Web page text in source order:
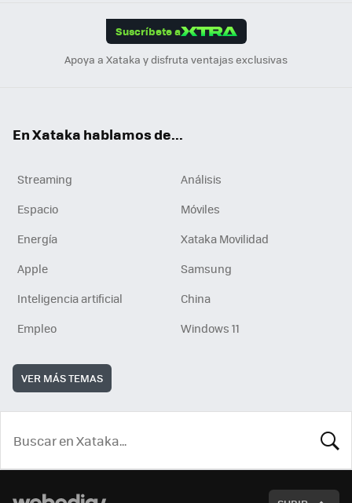
Suscríbete a
Apoya a Xataka y disfruta ventajas exclusivas
En Xataka hablamos de...
Streaming
Análisis
Espacio
Móviles
Energía
Xataka Movilidad
Apple
Samsung
Inteligencia artificial
China
Empleo
Windows 11
VER MÁS TEMAS